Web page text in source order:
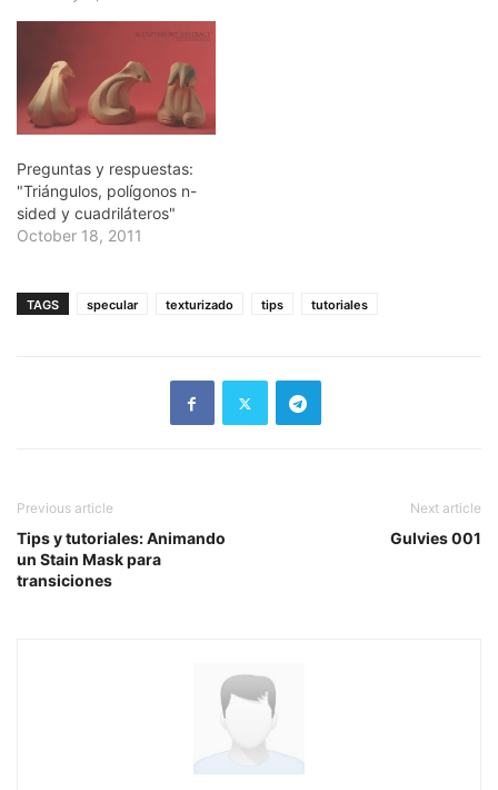
Preguntas y respuestas:
"Triángulos, polígonos n-
sided y cuadriláteros"
October 18, 2011
TAGS specular texturizado tips tutoriales
Previous article
Tips y tutoriales: Animando
un Stain Mask para
transiciones
Next article
Gulvies 001